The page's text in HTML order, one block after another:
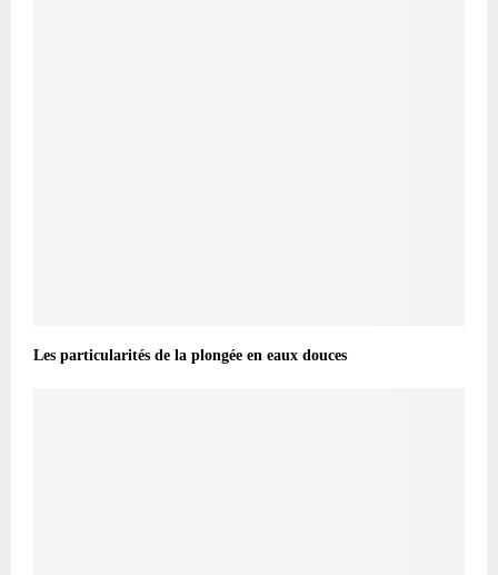
Les particularités de la plongée en eaux douces